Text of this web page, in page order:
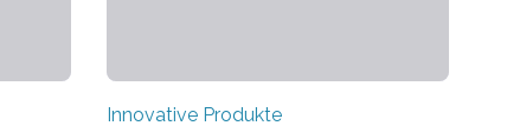
Innovative Produkte